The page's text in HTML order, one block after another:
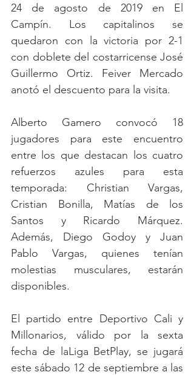
24 de agosto de 2019 en El
Campín. Los capitalinos se
quedaron con la victoria por 2-1
con doblete del costarricense José
Guillermo Ortiz. Feiver Mercado
anotó el descuento para la visita.
Alberto Gamero convocó 18
jugadores para este encuentro
entre los que destacan los cuatro
refuerzos azules para esta
temporada: Christian Vargas,
Cristian Bonilla, Matías de los
Santos y Ricardo Márquez.
Además, Diego Godoy y Juan
Pablo Vargas, quienes tenían
molestias musculares, estarán
disponibles.
El partido entre Deportivo Cali y
Millonarios, válido por la sexta
fecha de laLiga BetPlay, se jugará
este sábado 12 de septiembre a las